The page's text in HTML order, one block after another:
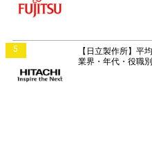
5
【日立製作所】平
業界・年代・役職